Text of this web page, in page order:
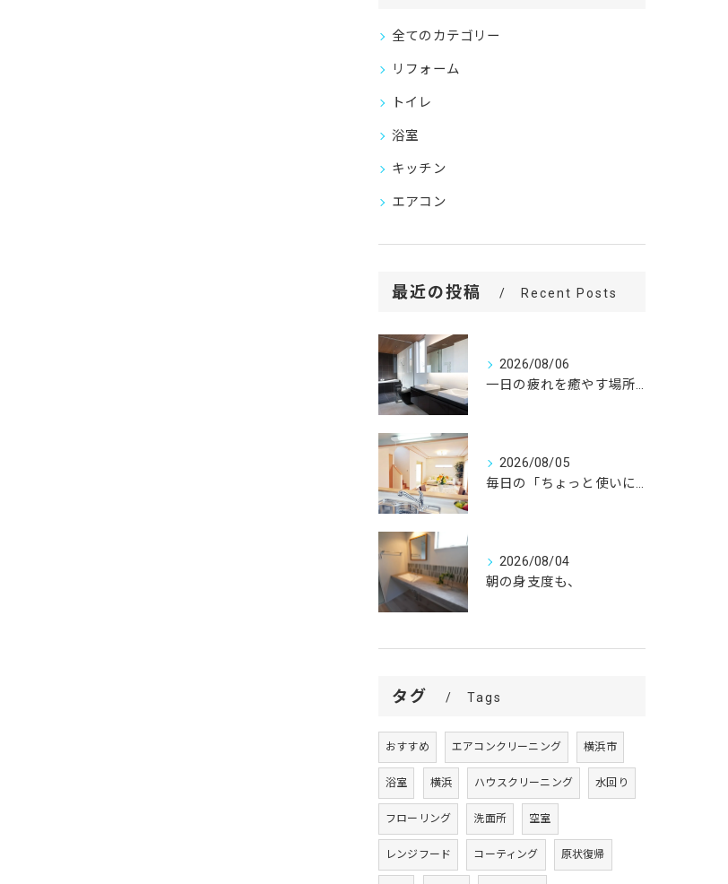
全てのカテゴリー
リフォーム
トイレ
浴室
キッチン
エアコン
最近の投稿 Recent Posts
2026/08/06
一日の疲れを癒やす場所だからこそ、
2026/08/05
毎日の「ちょっと使いにくい」を、
2026/08/04
朝の身支度も、
タグ Tags
おすすめ エアコンクリーニング 横浜市
浴室 横浜 ハウスクリーニング 水回り
フローリング 洗面所 空室
レンジフード コーティング 原状復帰